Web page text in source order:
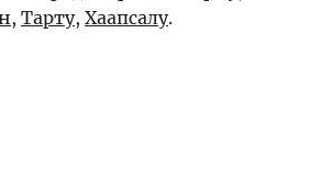
, Тарту, Хаапсалу.